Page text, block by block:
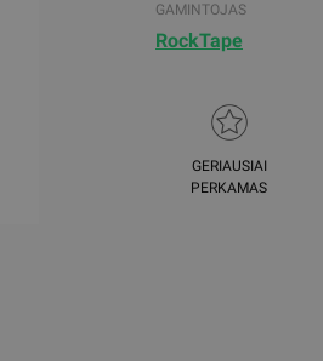
GAMINTOJAS
RockTape
GERIAUSIAI
PERKAMAS